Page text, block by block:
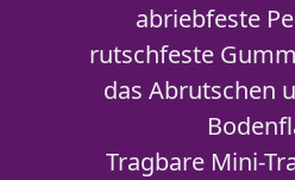
abriebfeste
rutschfeste
das Abrutschen
Tragbare Mini-